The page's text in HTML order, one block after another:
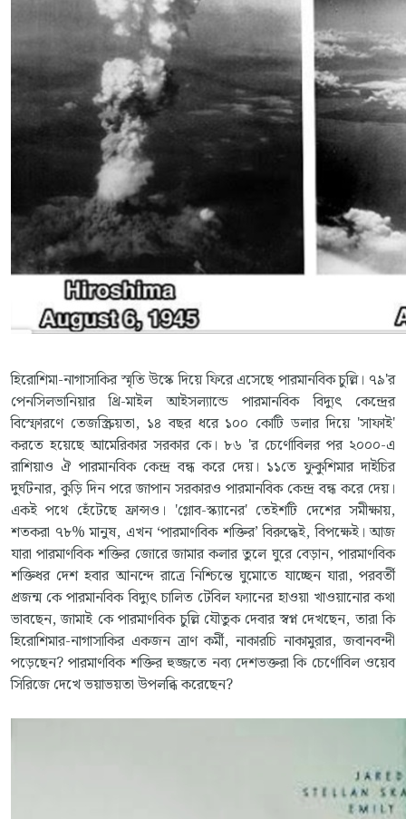
হিরোশিমা-নাগাসাকির স্মৃতি উস্কে দিয়ে ফিরে এসেছে পারমানবিক চুল্লি। ৭৯'র
পেনসিলভানিয়ার থ্রি-মাইল আইসল্যান্ডে পারমানবিক বিদ্যুৎ কেন্দ্রের
বিস্ফোরণে তেজস্ক্রিয়তা, ১৪ বছর ধরে ১০০ কোটি ডলার দিয়ে 'সাফাই'
করতে হয়েছে আমেরিকার সরকার কে। ৮৬ 'র চের্ণোবিলর পর ২০০০-এ
রাশিয়াও ঐ পারমানবিক কেন্দ্র বন্ধ করে দেয়। ১১তে ফুকুশিমার দাইচির
দুর্ঘটনার, কুড়ি দিন পরে জাপান সরকারও পারমানবিক কেন্দ্র বন্ধ করে দেয়।
একই পথে হেঁটেছে ফ্রান্সও। 'গ্লোব-স্ক্যানের' তেইশটি দেশের সমীক্ষায়,
শতকরা ৭৮% মানুষ, এখন ‘পারমাণবিক শক্তির’ বিরুদ্ধেই, বিপক্ষেই। আজ
যারা পারমাণবিক শক্তির জোরে জামার কলার তুলে ঘুরে বেড়ান, পারমাণবিক
শক্তিধর দেশ হবার আনন্দে রাত্রে নিশ্চিন্তে ঘুমোতে যাচ্ছেন যারা, পরবর্তী
প্রজন্ম কে পারমানবিক বিদ্যুৎ চালিত টেবিল ফ্যানের হাওয়া খাওয়ানোর কথা
ভাবছেন, জামাই কে পারমাণবিক চুল্লি যৌতুক দেবার স্বপ্ন দেখছেন, তারা কি
হিরোশিমার-নাগাসাকির একজন ত্রাণ কর্মী, নাকারচি নাকামুরার, জবানবন্দী
পড়েছেন? পারমাণবিক শক্তির হুজ্জতে নব্য দেশভক্তরা কি চের্ণোবিল ওয়েব
সিরিজে দেখে ভয়াভয়তা উপলব্ধি করেছেন?